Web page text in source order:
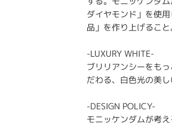
ダイヤモンド」を使
品」を作り上げるこ
-LUXURY WHITE-
ブリリアンシーをも
だわる、白色光の美し
-DESIGN POLICY-
モニッケンダムが考